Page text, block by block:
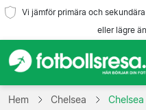
Vi jämför primära och
eller lägre
Hem
Hem Chelsea